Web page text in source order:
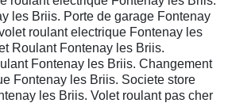
les Briis. Porte de garage Fontenay
roulant electrique Fontenay les
Roulant Fontenay les Briis.
Fontenay les Briis. Changement
Fontenay les Briis. Societe store
les Briis. Volet roulant pas cher